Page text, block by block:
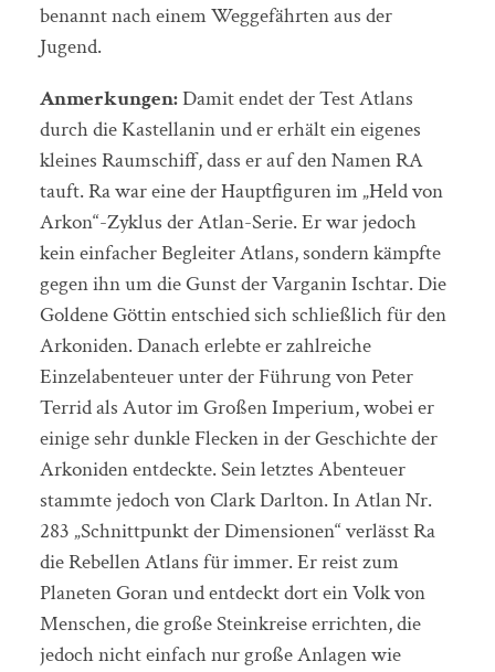
benannt nach einem Weggefährten aus der
Jugend.
Anmerkungen:Damit endet der Test Atlans
durch die Kastellanin und er erhält ein eigenes
kleines Raumschiff, dass er auf den Namen RA
tauft. Ra war eine der Hauptfiguren im „Held von
Arkon“-Zyklus der Atlan-Serie. Er war jedoch
kein einfacher Begleiter Atlans, sondern kämpfte
gegen ihn um die Gunst der Varganin Ischtar. Die
Goldene Göttin entschied sich schließlich für den
Arkoniden. Danach erlebte er zahlreiche
Einzelabenteuer unter der Führung von Peter
Terrid als Autor im Großen Imperium, wobei er
einige sehr dunkle Flecken in der Geschichte der
Arkoniden entdeckte. Sein letztes Abenteuer
stammte jedoch von Clark Darlton. In Atlan Nr.
283 „Schnittpunkt der Dimensionen“ verlässt Ra
die Rebellen Atlans für immer. Er reist zum
Planeten Goran und entdeckt dort ein Volk von
Menschen, die große Steinkreise errichten, die
jedoch nicht einfach nur große Anlagen wie